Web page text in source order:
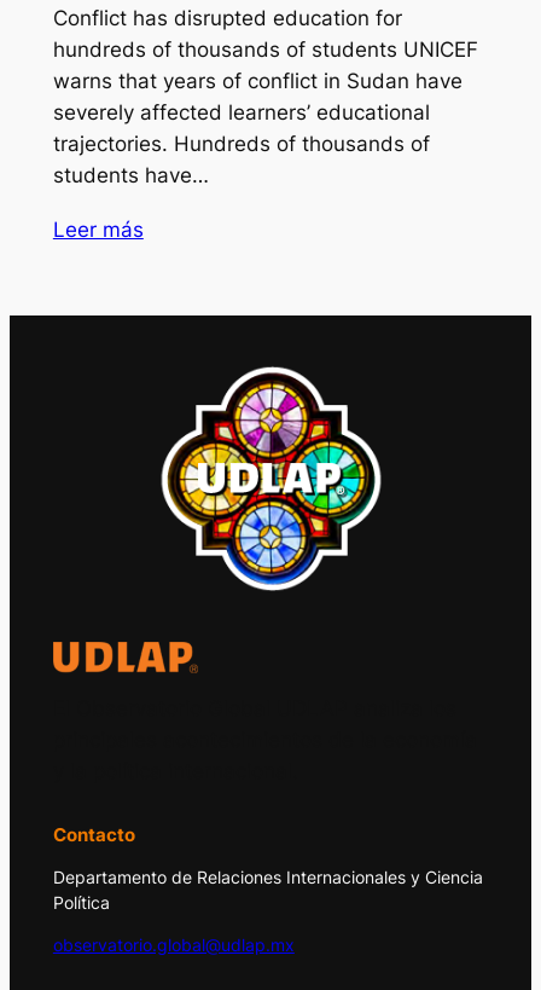
Conflict has disrupted education for
hundreds of thousands of students UNICEF
warns that years of conflict in Sudan have
severely affected learners’ educational
trajectories. Hundreds of thousands of
students have…
Leer más
Contacto
Departamento de Relaciones Internacionales y Ciencia
Política
observatorio.global@udlap.mx